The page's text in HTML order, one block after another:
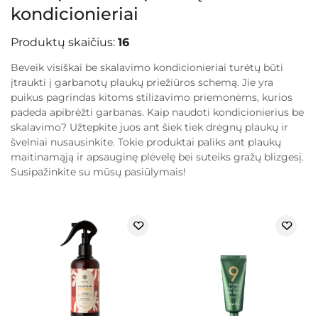
kondicionieriai
Produktų skaičius: 16
Beveik visiškai be skalavimo kondicionieriai turėtų būti
įtraukti į garbanotų plaukų priežiūros schemą. Jie yra
puikus pagrindas kitoms stilizavimo priemonėms, kurios
padeda apibrėžti garbanas. Kaip naudoti kondicionierius be
skalavimo? Užtepkite juos ant šiek tiek drėgnų plaukų ir
švelniai nusausinkite. Tokie produktai paliks ant plaukų
maitinamąją ir apsauginę plėvelę bei suteiks gražų blizgesį.
Susipažinkite su mūsų pasiūlymais!